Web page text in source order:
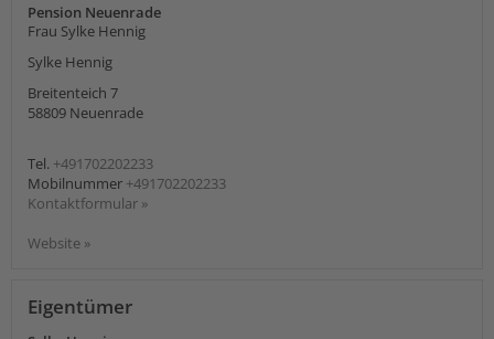
Pension Neuenrade
Frau Sylke Hennig
Sylke Hennig
Breitenteich 7
58809 Neuenrade
Tel. +491702202233
Mobilnummer +491702202233
Kontaktformular »
Website »
Eigentümer